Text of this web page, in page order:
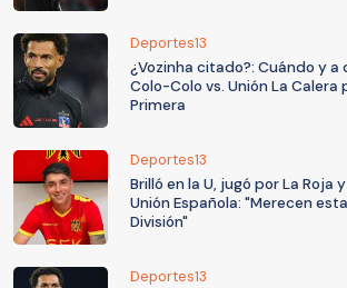
Deportes13
¿Vozinha citado?: Cuándo y a
Colo-Colo vs. Unión La Calera
Primera
Deportes13
Brilló en la U, jugó por La Roja
Unión Española: "Merecen
División"
Deportes13